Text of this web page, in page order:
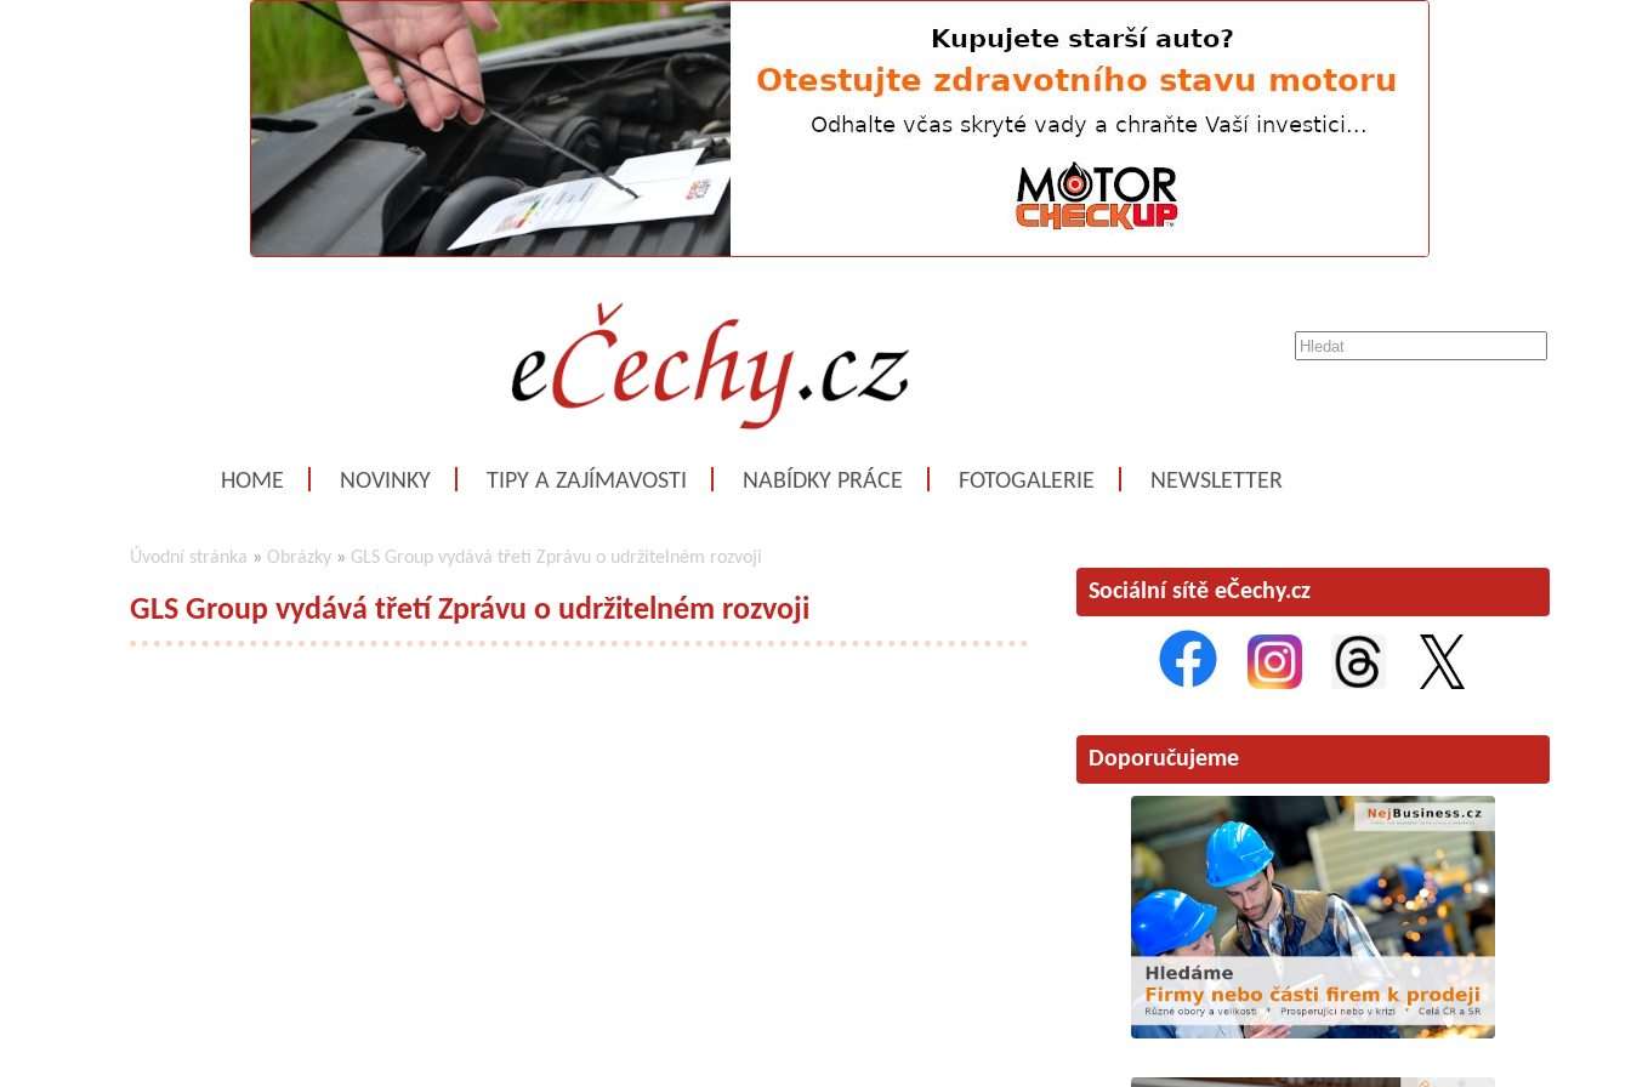
HOME NOVINKY TIPY A ZAJÍMAVOSTI NABÍDKY PRÁCE FOTOGALERIE NEWSLETTER
Úvodní stránka » Obrázky » GLS Group vydává třetí Zprávu o udržitelném rozvoji
GLS Group vydává třetí Zprávu o udržitelném rozvoji
Sociální sítě eČechy.cz
Doporučujeme